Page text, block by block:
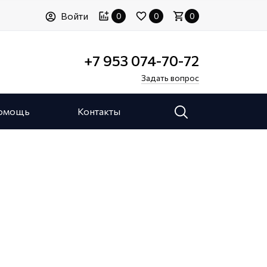
Войти 0 0 0
+7 953 074-70-72
Задать вопрос
Контакты Статьи